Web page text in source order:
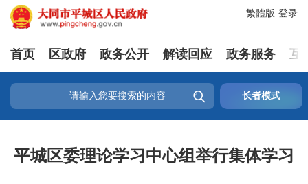
登录
繁體版
首页 区政府 政务公开 解读回应 政务服务 互
 长者模式
平城区委理论学习中心组举行集体学习